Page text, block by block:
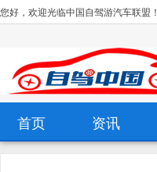
您好，欢迎光临中国自驾游汽车联盟！
首页 资讯